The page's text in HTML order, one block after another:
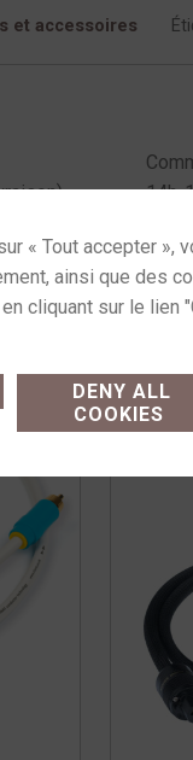
et accessoires
14h-
DENY ALL
COOKIES